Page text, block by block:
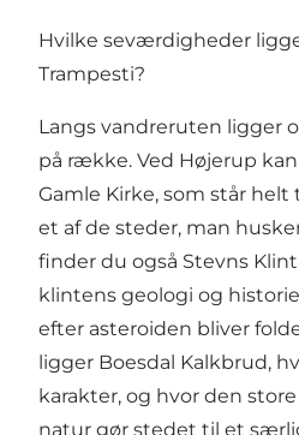
Hvilke seværdigheder
Trampesti?
Langs vandreruten ligger
på række. Ved Højerup
Gamle Kirke, som står
et af de steder, man
finder du også Stevns
klintens geologi og
efter asteroiden bliver
ligger Boesdal Kalkbrud,
karakter, og hvor den
natur gør stedet til et